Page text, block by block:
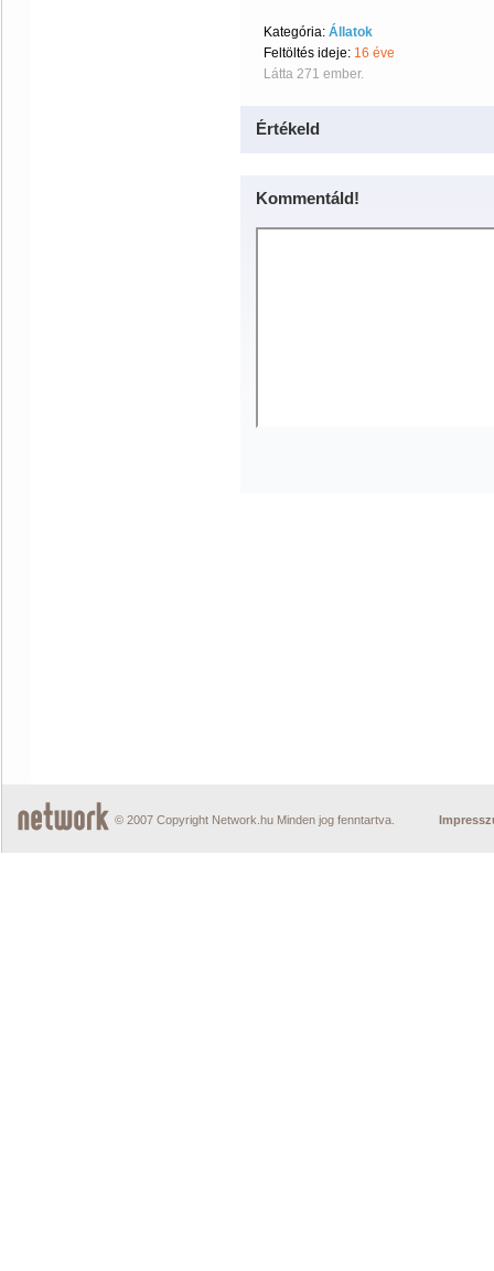
Kategória: Állatok
Feltöltés ideje: 16 éve
Látta 271 ember.
Értékeld
Kommentáld!
© 2007 Copyright Network.hu Minden jog fenntartva.